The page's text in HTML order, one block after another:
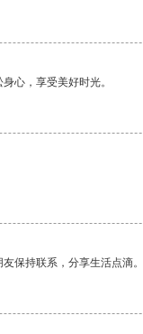
心，享受美好时光。
保持联系，分享生活点滴。